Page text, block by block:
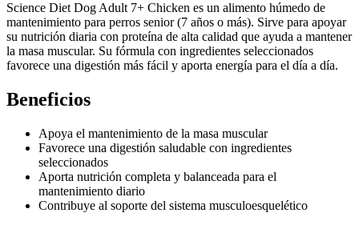
Science Diet Dog Adult 7+ Chicken es un alimento húmedo de
mantenimiento para perros senior (7 años o más). Sirve para apoyar
su nutrición diaria con proteína de alta calidad que ayuda a mantener
la masa muscular. Su fórmula con ingredientes seleccionados
favorece una digestión más fácil y aporta energía para el día a día.
Beneficios
Apoya el mantenimiento de la masa muscular
Favorece una digestión saludable con ingredientes
seleccionados
Aporta nutrición completa y balanceada para el
mantenimiento diario
Contribuye al soporte del sistema musculoesquelético